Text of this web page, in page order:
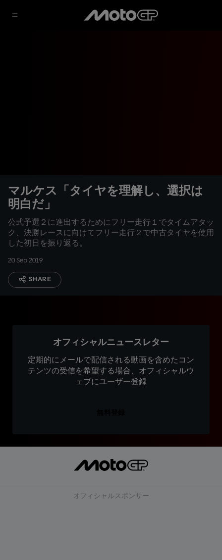
マルケス「タイヤを理解し、選択は
明白だ」
公式予選２に進出するためにフリー走行１でタイムアタッ
ク、決勝レースに向けてフリー走行２で中古タイヤを使用
した初日を振り返る。
20 Sep 2019
SHARE
オフィシャルニュースレター
定期的にメールで配信される動画を含めたコン
テンツの受信を希望する場合、オフィシャルウ
ェブにユーザー登録
オフィシャルスポンサー